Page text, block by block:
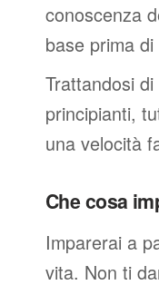
conoscenza
base prima
Trattandosi
principianti,
una velocità
Che cosa
Imparerai a
vita. Non ti